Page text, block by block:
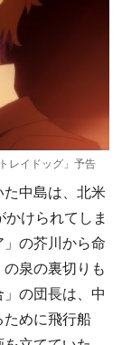
レイドッグ」予告
中島は、北米
けられてしま
の芥川から命
泉の裏切りも
の団長は、中
めに飛行船